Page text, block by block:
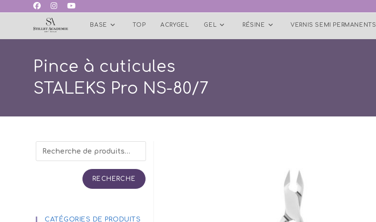
BASE TOP ACRYGEL GEL RÉSINE VERNIS SEMI PERMANENTS
Pince à cuticules
STALEKS Pro NS-80/7
RECHERCHE
CATÉGORIES DE PRODUITS